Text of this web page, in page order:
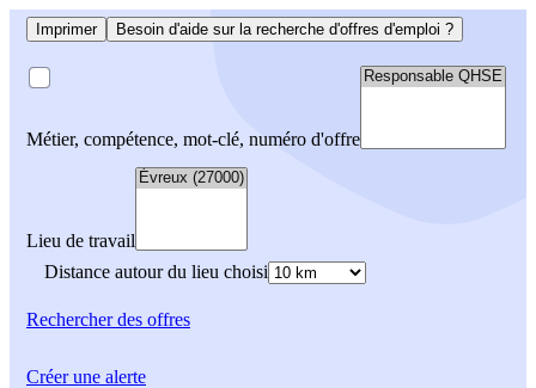
Imprimer Besoin d'aide sur la recherche d'offres d'emploi ?
Métier, compétence, mot-clé, numéro d'offre
Lieu de travail
Distance autour du lieu choisi
Rechercherdes offres
Créer une alerte